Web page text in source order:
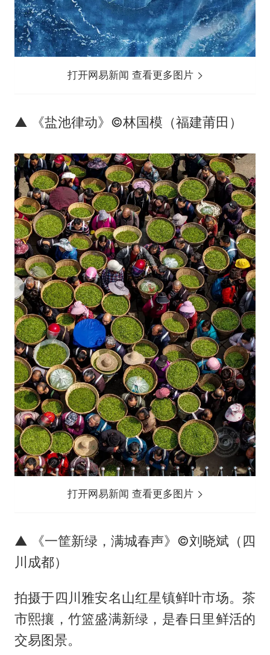
打开网易新闻 查看更多图片
▲ 《盐池律动》©林国模（福建莆田）
打开网易新闻 查看更多图片
▲ 《一筐新绿，满城春声》©刘晓斌（四
川成都）
拍摄于四川雅安名山红星镇鲜叶市场。茶
市熙攘，竹篮盛满新绿，是春日里鲜活的
交易图景。